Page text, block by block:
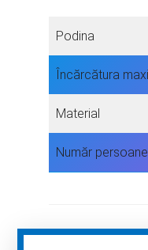
Podina
Încărcătura
Material
Număr persoane